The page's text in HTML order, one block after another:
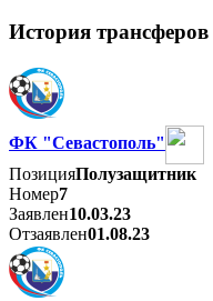
История трансферов
ФК "Севастополь"
ПозицияПолузащитник
Номер7
Заявлен10.03.23
Отзаявлен01.08.23